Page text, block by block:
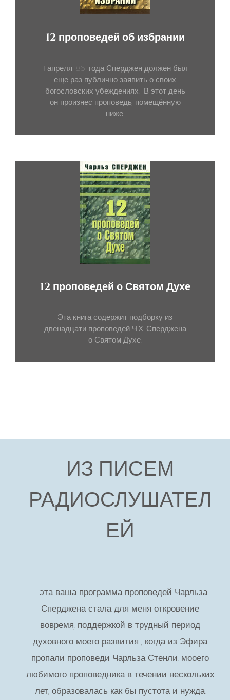
12 проповедей об избрании
11 апреля 1861 года Сперджен должен был
еще раз публично заявить о своих
богословских убеждениях. В этот день
он произнес проповедь, помещённую
ниже.
12 проповедей о Святом Духе
Эта книга содержит подборку из
двенадцати проповедей Ч.Х. Сперджена
о Святом Духе.
ИЗ ПИСЕМ
РАДИОСЛУШАТЕЛ
ЕЙ
… эта ваша программа проповедей Чарльза
Сперджена стала для меня откровение
вовремя, поддержкой в трудный период
духовного моего развития , когда из Эфира
пропали проповеди Чарльза Стенли, мооего
любимого проповедника в течении нескольких
лет, образовалась как бы пустота и нужда,